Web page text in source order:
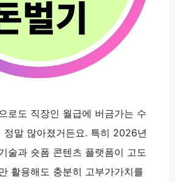
로도 직장인 월급에 버금가는 수
정말 많아졌거든요. 특히 2026년
술과 숏폼 콘텐츠 플랫폼이 고도
활용해도 충분히 고부가가치를